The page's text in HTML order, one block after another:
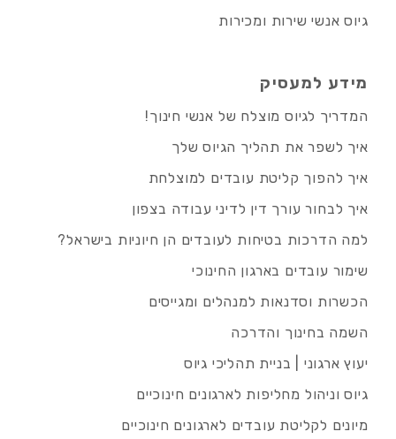
גיוס אנשי שירות ומכירות
מידע למעסיק
המדריך לגיוס מוצלח של אנשי חינוך!
איך לשפר את תהליך הגיוס שלך
איך להפוך קליטת עובדים למוצלחת
איך לבחור עורך דין לדיני עבודה בצפון
למה הדרכות בטיחות לעובדים הן חיוניות בישראל?
שימור עובדים בארגון החינוכי
הכשרות וסדנאות למנהלים ומגייסים
השמה בחינוך והדרכה
יעוץ ארגוני | בניית תהליכי גיוס
גיוס וניהול מחליפות לארגונים חינוכיים
מיונים לקליטת עובדים לארגונים חינוכיים